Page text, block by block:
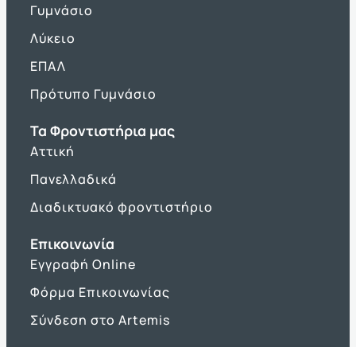
Γυμνάσιο
Λύκειο
ΕΠΑΛ
Πρότυπο Γυμνάσιο
Τα Φροντιστήρια μας
Αττική
Πανελλαδικά
Διαδικτυακό φροντιστήριο
Επικοινωνία
Εγγραφή Online
Φόρμα Επικοινωνίας
Σύνδεση στο Artemis